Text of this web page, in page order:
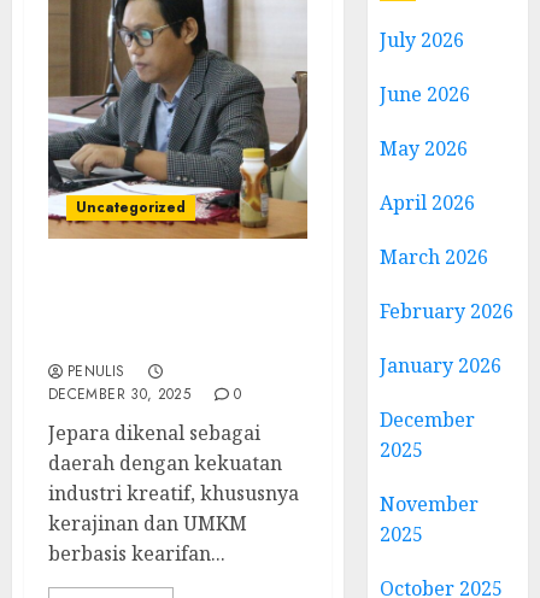
Uncategorized
PENULIS
DECEMBER 30, 2025
0
Jepara dikenal sebagai
daerah dengan kekuatan
industri kreatif, khususnya
kerajinan dan UMKM
berbasis kearifan...
July 2026
June 2026
May 2026
April 2026
March 2026
February 2026
January 2026
December
2025
November
2025
October 2025